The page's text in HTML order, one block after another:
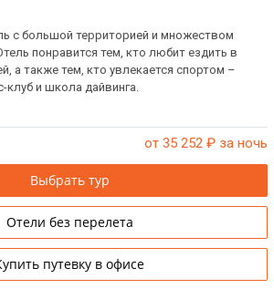
с большой территорией и множеством
понравится тем, кто любит ездить в
а также тем, кто увлекается спортом –
клуб и школа дайвинга.
от 35 252 ₽ за ночь
Выбрать тур
Отели без перелета
путевку в офисе